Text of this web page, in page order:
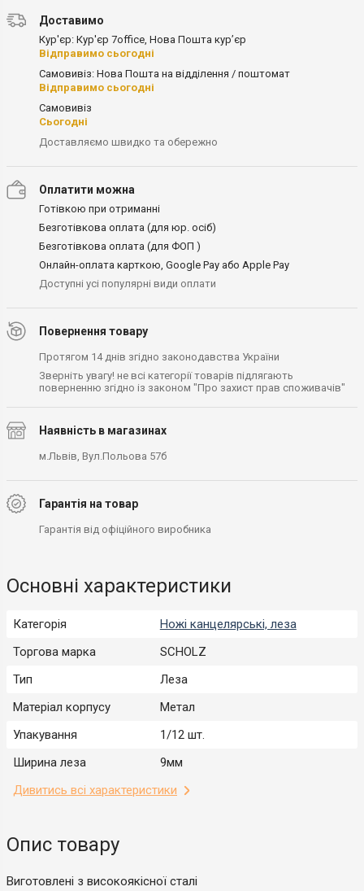
Доставимо
Кур'єр: Кур'єр 7office, Нова Пошта кур’єр
Відправимо сьогодні
Самовивіз: Нова Пошта на відділення / поштомат
Відправимо сьогодні
Самовивіз
Сьогодні
Доставляємо швидко та обережно
Оплатити можна
Готівкою при отриманні
Безготівкова оплата (для юр. осіб)
Безготівкова оплата (для ФОП )
Онлайн-оплата карткою, Google Pay або Apple Pay
Доступні усі популярні види оплати
Повернення товару
Протягом 14 днів згідно законодавства України
Зверніть увагу! не всі категорії товарів підлягають
поверненню згідно із законом "Про захист прав споживачів"
Наявність в магазинах
м.Львів, Вул.Польова 57б
Гарантія на товар
Гарантія від офіційного виробника
Основні характеристики
Категорія
Ножі канцелярські, леза
Торгова марка
SCHOLZ
Тип
Леза
Матеріал корпусу
Метал
Упакування
1/12 шт.
Ширина леза
9мм
Дивитись всі характеристики
Опис товару
Виготовлені з високоякісної сталі